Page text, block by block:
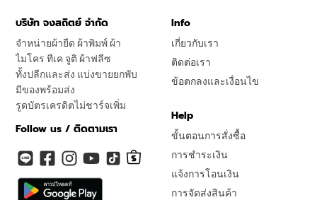
บริษัท จงสถิตย์ จำกัด
จำหน่ายผ้ายืด ผ้าพิมพ์ ผ้า
ไมโคร ทีเค จูติ ผ้าฟลีซ
ทั้งปลีกและส่ง แบ่งขายยกพับ
มีของพร้อมส่ง
รูดบัตรเครดิตไม่ชาร์จเพิ่ม
Follow us / ติดตามเรา
Info
เกี่ยวกับเรา
ติดต่อเรา
ข้อตกลงและเงื่อนไข
Help
ขั้นตอนการสั่งซื้อ
การชำระเงิน
แจ้งการโอนเงิน
การจัดส่งสินค้า